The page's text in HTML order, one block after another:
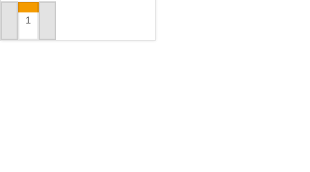
ADICIONAR AO CARRINHO